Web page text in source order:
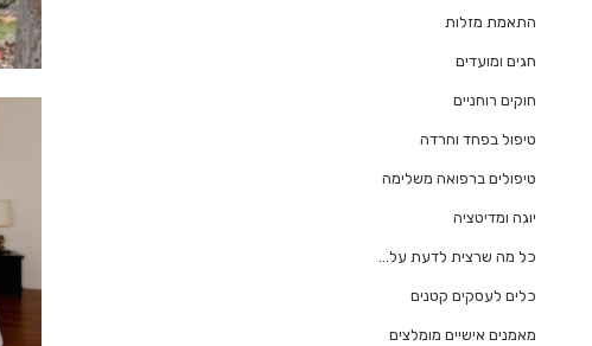
התאמת מזלות
חגים ומועדים
חוקים רוחניים
טיפול בפחד וחרדה
טיפולים ברפואה משלימה
יוגה ומדיטציה
כל מה שרצית לדעת על…
כלים לעסקים קטנים
מאמנים אישיים מומלצים